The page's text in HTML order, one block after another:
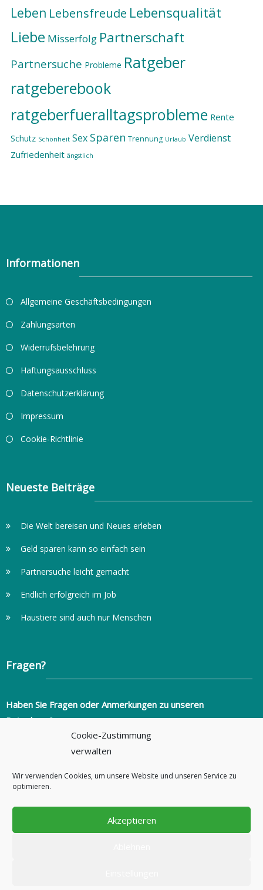
Cookie-Zustimmung
verwalten
Wir verwenden Cookies, um unsere Website und unseren Service zu
optimieren.
Akzeptieren
Leben Lebensfreude Lebensqualität
Liebe Misserfolg Partnerschaft
Partnersuche Probleme Ratgeber
ratgeberebook
ratgeberfueralltagsprobleme Rente
Schutz Schönheit Sex Sparen Trennung Urlaub Verdienst
Zufriedenheit ängstlich
Informationen
Allgemeine Geschäftsbedingungen
Zahlungsarten
Widerrufsbelehrung
Haftungsausschluss
Datenschutzerklärung
Impressum
Cookie-Richtlinie
Neueste Beiträge
Die Welt bereisen und Neues erleben
Geld sparen kann so einfach sein
Partnersuche leicht gemacht
Endlich erfolgreich im Job
Haustiere sind auch nur Menschen
Fragen?
Haben Sie Fragen oder Anmerkungen zu unseren
Ratgebern?
info@ratgeber-fuer-alltagsprobleme.de
ratgeber-fuer-alltagsprobleme.de